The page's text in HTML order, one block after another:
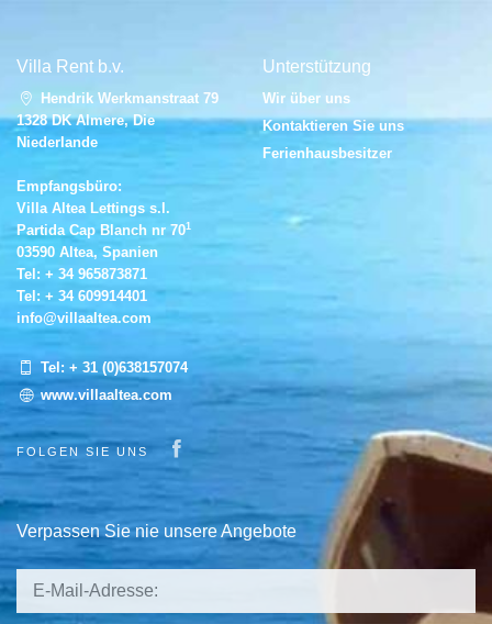
Villa Rent b.v.
Hendrik Werkmanstraat 79
1328 DK Almere, Die
Niederlande
Empfangsbüro:
Villa Altea Lettings s.l.
Partida Cap Blanch nr 701
03590 Altea, Spanien
Tel: + 34 965873871
Tel: + 34 609914401
info@villaaltea.com
Tel: + 31 (0)638157074
www.villaaltea.com
FOLGEN SIE UNS Visit our Facebook page
Unterstützung
Wir über uns
Kontaktieren Sie uns
Ferienhausbesitzer
Verpassen Sie nie unsere Angebote